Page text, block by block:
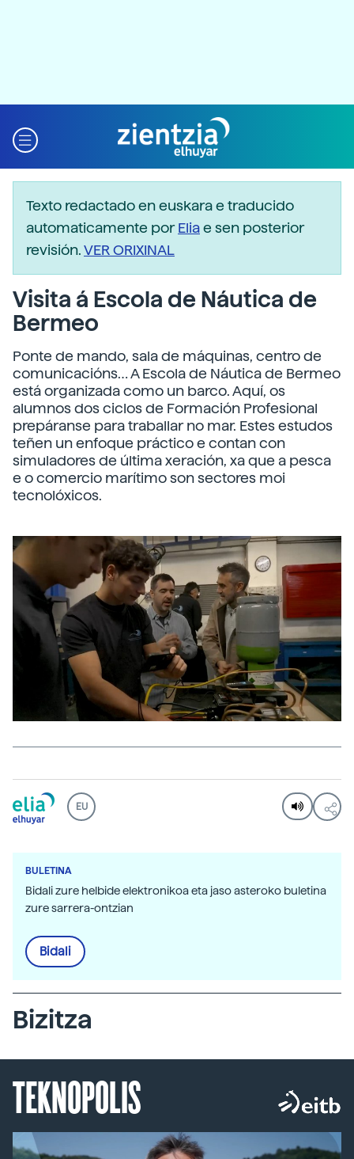
Texto redactado en euskara e traducido
automaticamente porEliae sen posterior
revisión.VER ORIXINAL
Visita á Escola de Náutica de
Bermeo
Ponte de mando, sala de máquinas, centro de
comunicacións… A Escola de Náutica de Bermeo
está organizada como un barco. Aquí, os
alumnos dos ciclos de Formación Profesional
prepáranse para traballar no mar. Estes estudos
teñen un enfoque práctico e contan con
simuladores de última xeración, xa que a pesca
e o comercio marítimo son sectores moi
tecnolóxicos.
EU
BULETINA
Bidali zure helbide elektronikoa eta jaso asteroko buletina
zure sarrera-ontzian
Bidali
Bizitza
TEKNOPOLIS